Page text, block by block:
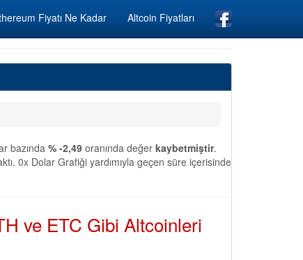
Fiyatı Ne Kadar Altcoin Fiyatları
bazında % -2,49 oranında değer kaybetmiştir.
0x Dolar Grafiği yardımıyla geçen süre içerisinde
ve ETC Gibi Altcoinleri